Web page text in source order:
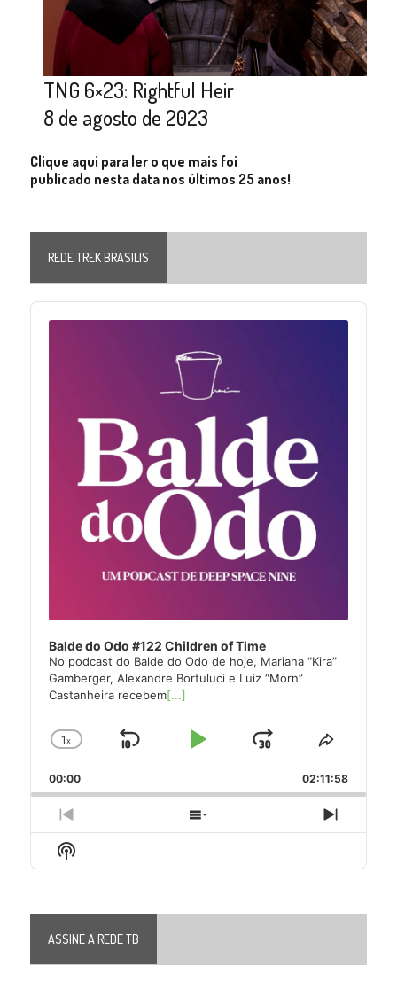
TNG 6×23: Rightful Heir
8 de agosto de 2023
Clique aqui para ler o que mais foi
publicado nesta data nos últimos 25 anos!
REDE TREK BRASILIS
Audio
Player
Balde do Odo #122 Children of Time
No podcast do Balde do Odo de hoje, Mariana “Kira”
Gamberger, Alexandre Bortuluci e Luiz “Morn”
Castanheira recebem[...]
Change
Rate
1x
Skip
Play
Jump
Forward
Share
Episode
00:00 02:11:58
Previous
Episode
Show
Episodes
Next
Episode
Show
Podcast
ASSINE A REDE TB